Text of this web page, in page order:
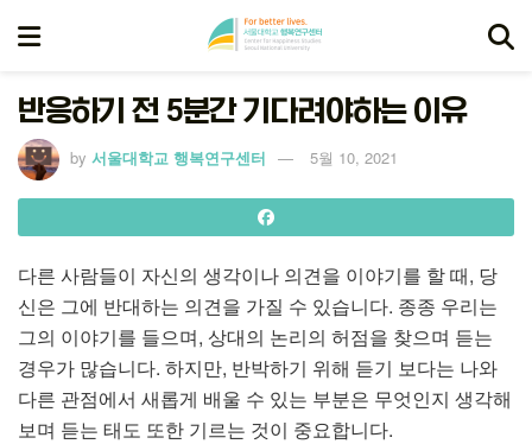
반응하기 전 5분간 기다려야하는 이유
by 서울대학교 행복연구센터 5월 10, 2021
다른 사람들이 자신의 생각이나 의견을 이야기를 할 때, 당
신은 그에 반대하는 의견을 가질 수 있습니다. 종종 우리는
그의 이야기를 들으며, 상대의 논리의 허점을 찾으며 듣는
경우가 많습니다. 하지만, 반박하기 위해 듣기 보다는 나와
다른 관점에서 새롭게 배울 수 있는 부분은 무엇인지 생각해
보며 듣는 태도 또한 기르는 것이 중요합니다.